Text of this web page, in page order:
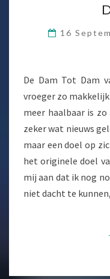
16
De Dam Tot Dam
vroeger zo
meer haalbaar is zo
zeker wat nieuws
maar een doel op
het originele doel
mij aan dat ik nog
niet dacht te